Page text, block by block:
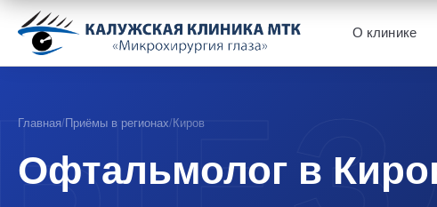
О клинике
Главная/Приёмы в регионах/Киров
Офтальмолог в